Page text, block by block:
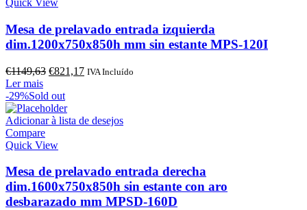
Quick View
Mesa de prelavado entrada izquierda
dim.1200x750x850h mm sin estante MPS-120I
€1149,63 O
original
era:
€1149,63.
€821,17O
€821,17.
IVA Incluído
Ler mais
-29%Sold out
Adicionar à lista de desejos
Compare
Quick View
Mesa de prelavado entrada derecha
dim.1600x750x850h sin estante con aro
desbarazado mm MPSD-160D